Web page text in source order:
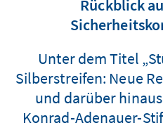
Rückblick
Unter dem Titel
Silberstreifen: Neue
und darüber
Konrad-Adenauer-